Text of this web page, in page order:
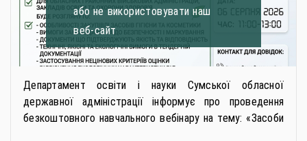
Департамент освіти і науки Сумської обласної
державної адміністрації інформує про проведення
безкоштовного навчального вебінару на тему: «Засоби
або не використовувати наш
веб-сайт